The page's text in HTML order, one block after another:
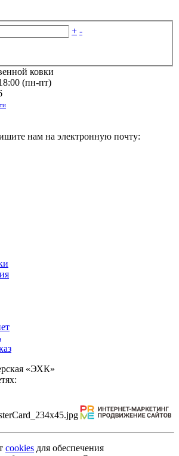
+ -
ковки
(пн-пт)
нам на электронную почту:
«ЭХК»
cookies для обеспечения